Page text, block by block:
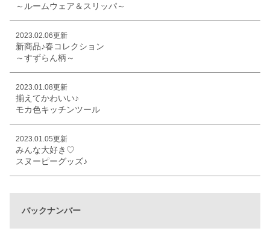
～ルームウェア＆スリッパ～
2023.02.06更新
新商品♪春コレクション
～すずらん柄～
2023.01.08更新
揃えてかわいい♪
モカ色キッチンツール
2023.01.05更新
みんな大好き♡
スヌーピーグッズ♪
バックナンバー